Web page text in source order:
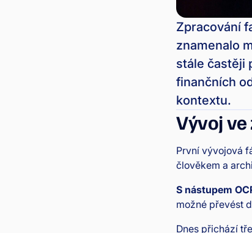
Zpracování
znamenalo
stále častěji
finančních
kontextu.
Vývoj
První vývojová
člověkem a
S nástupem
možné převést
Dnes přichází